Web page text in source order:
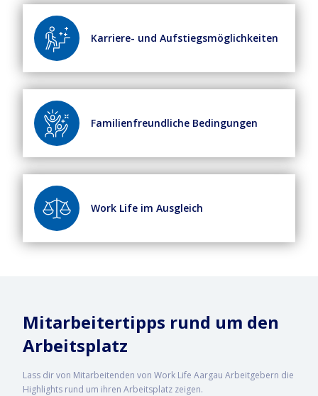
Karriere- und Aufstiegsmöglichkeiten
Familienfreundliche Bedingungen
Work Life im Ausgleich
Mitarbeitertipps rund um den
Arbeitsplatz
Lass dir von Mitarbeitenden von Work Life Aargau Arbeitgebern die
Highlights rund um ihren Arbeitsplatz zeigen.